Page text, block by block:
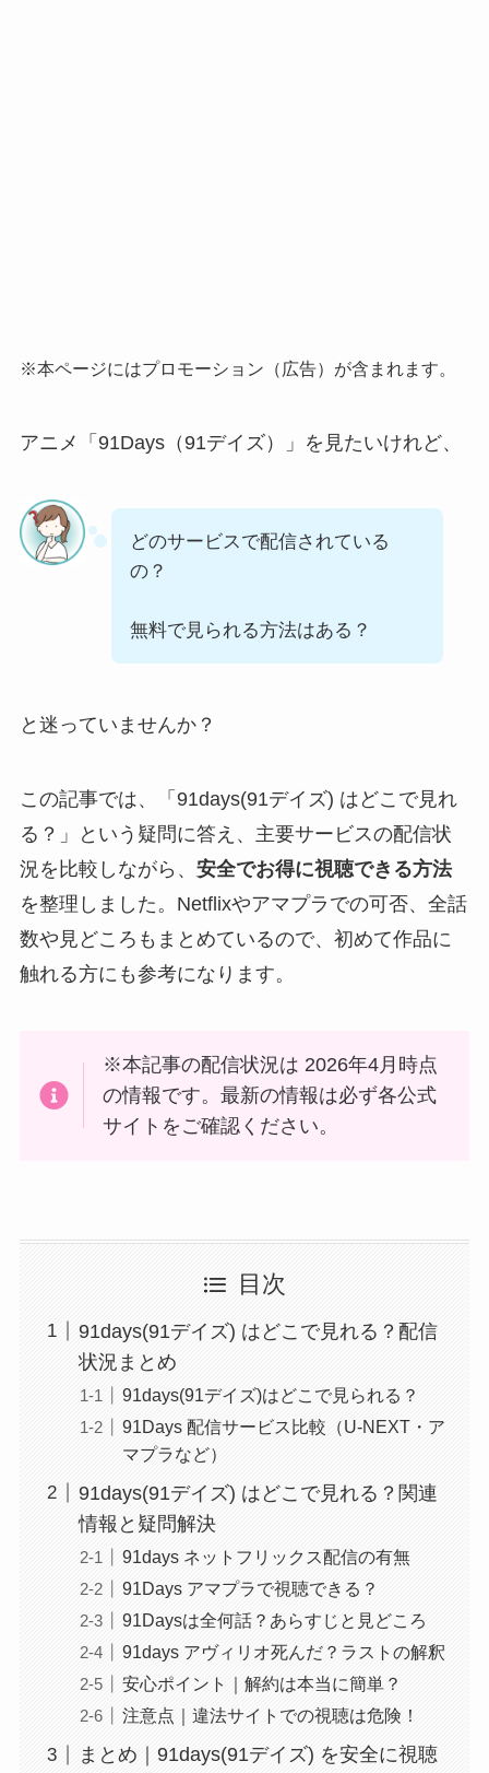
※本ページにはプロモーション（広告）が含まれます。
アニメ「91Days（91デイズ）」を見たいけれど、
どのサービスで配信されている
の？
無料で見られる方法はある？
と迷っていませんか？
この記事では、「91days(91デイズ) はどこで見れ
る？」という疑問に答え、主要サービスの配信状
況を比較しながら、 安全でお得に視聴できる方法
を整理しました。Netflixやアマプラでの可否、全話
数や見どころもまとめているので、初めて作品に
触れる方にも参考になります。
※本記事の配信状況は 2026年4月時点
の情報です。最新の情報は必ず各公式
サイトをご確認ください。
目次
91days(91デイズ) はどこで見れる？配信
状況まとめ
91days(91デイズ)はどこで見られる？
91Days 配信サービス比較（U-NEXT・ア
マプラなど）
91days(91デイズ) はどこで見れる？関連
情報と疑問解決
91days ネットフリックス配信の有無
91Days アマプラで視聴できる？
91Daysは全何話？あらすじと見どころ
91days アヴィリオ死んだ？ラストの解釈
安心ポイント｜解約は本当に簡単？
注意点｜違法サイトでの視聴は危険！
まとめ｜91days(91デイズ) を安全に視聴